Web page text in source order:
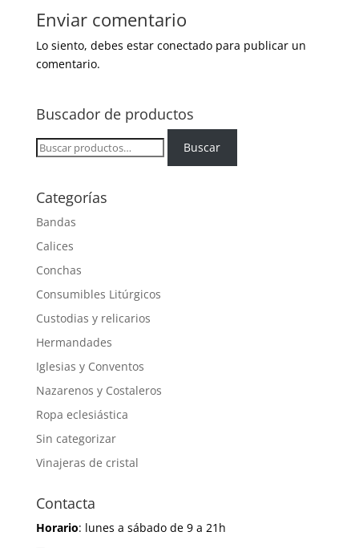
Enviar comentario
Lo siento, debes estar conectadopara publicar un
comentario.
Buscador de productos
Buscar
por:
Buscar
Categorías
Bandas
Calices
Conchas
Consumibles Litúrgicos
Custodias y relicarios
Hermandades
Iglesias y Conventos
Nazarenos y Costaleros
Ropa eclesiástica
Sin categorizar
Vinajeras de cristal
Contacta
Horario: lunes a sábado de 9 a 21h